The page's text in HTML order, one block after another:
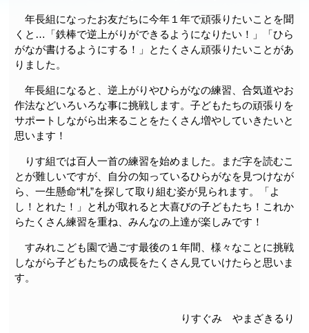
年長組になったお友だちに今年１年で頑張りたいことを聞
くと…「鉄棒で逆上がりができるようになりたい！」「ひら
がなが書けるようにする！」とたくさん頑張りたいことがあ
りました。
年長組になると、逆上がりやひらがなの練習、合気道やお
作法などいろいろな事に挑戦します。子どもたちの頑張りを
サポートしながら出来ることをたくさん増やしていきたいと
思います！
りす組では百人一首の練習を始めました。まだ字を読むこ
とが難しいですが、自分の知っているひらがなを見つけなが
ら、一生懸命“札”を探して取り組む姿が見られます。「よ
し！とれた！」と札が取れると大喜びの子どもたち！これか
らたくさん練習を重ね、みんなの上達が楽しみです！
すみれこども園で過ごす最後の１年間、様々なことに挑戦
しながら子どもたちの成長をたくさん見ていけたらと思いま
す。
りすぐみ やまざきるり